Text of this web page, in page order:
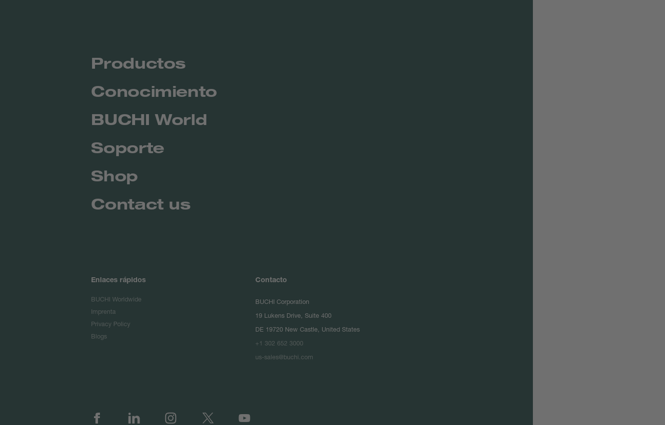
Productos
Conocimiento
BUCHI World
Soporte
Shop
Contact us
Enlaces rápidos
BUCHI Worldwide
Imprenta
Privacy Policy
Blogs
Contacto
BUCHI Corporation
19 Lukens Drive, Suite 400
DE 19720 New Castle, United States
+1 302 652 3000
us-sales@buchi.com